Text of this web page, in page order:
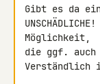
Gibt es da
UNSCHÄDLICHE!
Möglichkeit,
die ggf. auch
Verständlich